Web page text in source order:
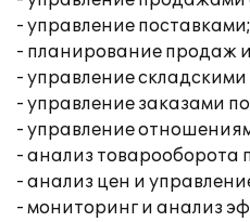
- управление поставками;
- планирование продаж и
- управление
- управление заказами
- управление
- анализ товарооборота
- анализ цен и
- мониторинг и анализ